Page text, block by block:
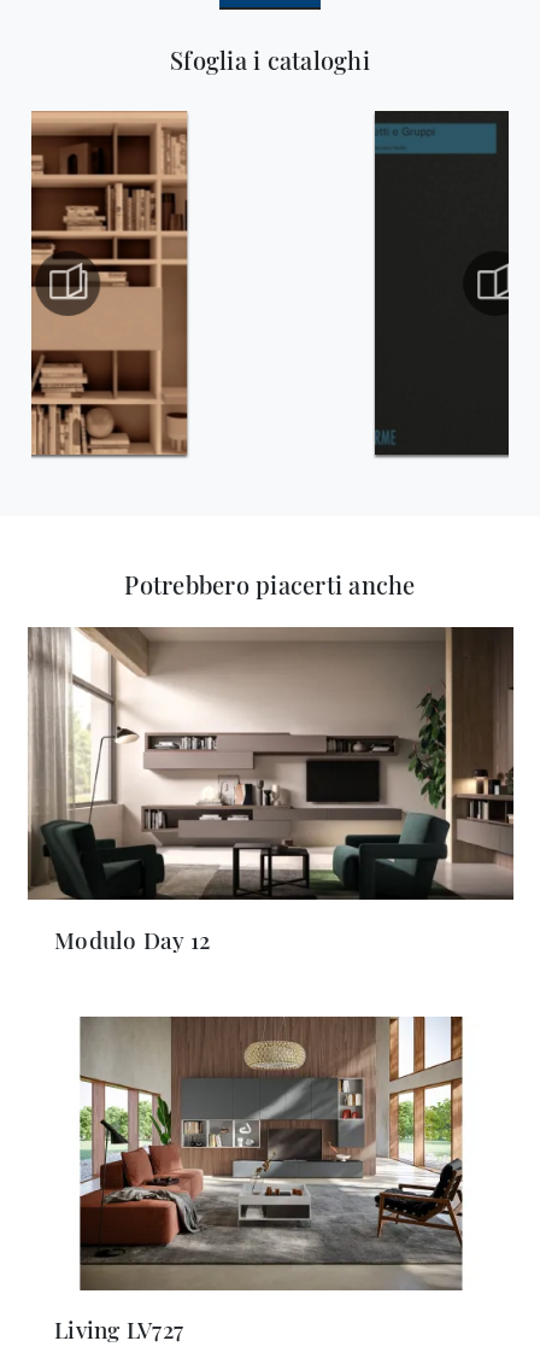
Sfoglia i cataloghi
Potrebbero piacerti anche
Modulo Day 12
Living LV727